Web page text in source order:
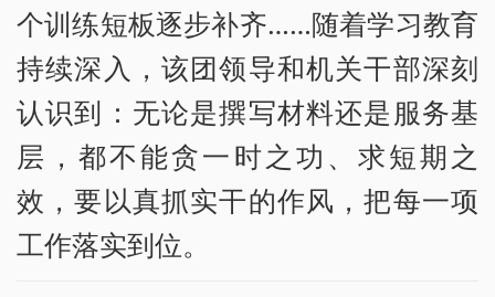
个训练短板逐步补齐……随着学习教育
持续深入，该团领导和机关干部深刻
认识到：无论是撰写材料还是服务基
层，都不能贪一时之功、求短期之
效，要以真抓实干的作风，把每一项
工作落实到位。